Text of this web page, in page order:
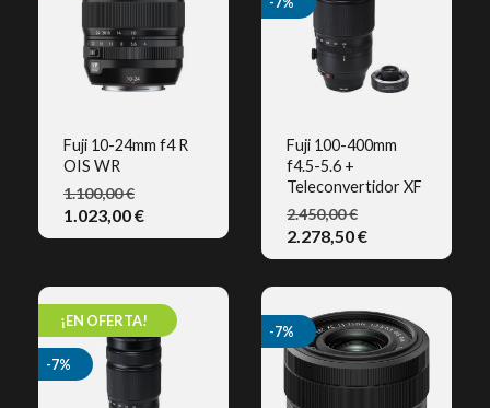
triángulo mágico de la calidad de la Fotografia
Digital
Fuji 10-24mm f4 R
OIS WR
1.100,00 €
1.023,00 €
VISTA RÁPIDA
Fuji 100-400mm
f4.5-5.6 +
Teleconvertidor XF
2.450,00 €
2.278,50 €
¡EN OFERTA!
-7%
-7%